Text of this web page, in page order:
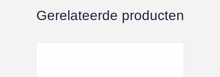
Gerelateerde producten